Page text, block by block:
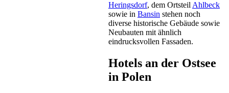
Heringsdorf, dem Ortsteil Ahlbeck
sowie in Bansin stehen noch
diverse historische Gebäude sowie
Neubauten mit ähnlich
eindrucksvollen Fassaden.
Hotels an der Ostsee
in Polen